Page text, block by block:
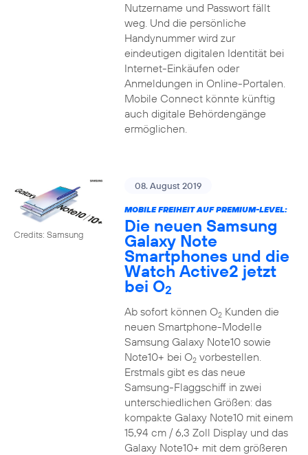
Nutzername und Passwort fällt
weg. Und die persönliche
Handynummer wird zur
eindeutigen digitalen Identität bei
Internet-Einkäufen oder
Anmeldungen in Online-Portalen.
Mobile Connect könnte künftig
auch digitale Behördengänge
ermöglichen.
Credits: Samsung
08. August 2019
MOBILE FREIHEIT AUF PREMIUM-LEVEL:
Die neuen Samsung
Galaxy Note
Smartphones und die
Watch Active2 jetzt
bei O2
Ab sofort können O2Kunden die
neuen Smartphone-Modelle
Samsung Galaxy Note10 sowie
Note10+ bei O2vorbestellen.
Erstmals gibt es das neue
Samsung-Flaggschiff in zwei
unterschiedlichen Größen: das
kompakte Galaxy Note10 mit einem
15,94 cm / 6,3 Zoll Display und das
Galaxy Note10+ mit dem größeren